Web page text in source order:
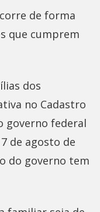
de forma
que cumprem
dos
no Cadastro
governo federal
de agosto de
do governo tem